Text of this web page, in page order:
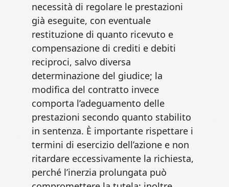
necessità di regolare le prestazioni
già eseguite, con eventuale
restituzione di quanto ricevuto e
compensazione di crediti e debiti
reciproci, salvo diversa
determinazione del giudice; la
modifica del contratto invece
comporta l’adeguamento delle
prestazioni secondo quanto stabilito
in sentenza. È importante rispettare i
termini di esercizio dell’azione e non
ritardare eccessivamente la richiesta,
perché l’inerzia prolungata può